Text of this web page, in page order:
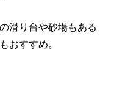
滑り台や砂場もある
おすすめ。